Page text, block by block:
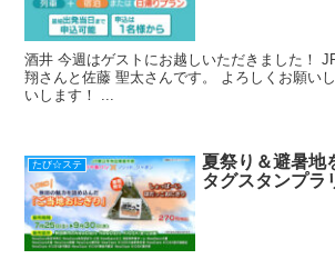
酒井 今週はゲストにお越しいただきました！
翔さんと佐藤 聖太さんです。 よろしくお願い
いします！ ...
たび☆ステ
夏祭り＆避暑地
タグスタンプラ